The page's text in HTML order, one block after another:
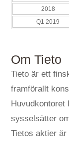
2018
Q1 2019
Om Tieto
Tieto är ett
framförallt
Huvudkontoret
sysselsätter
Tietos aktier är